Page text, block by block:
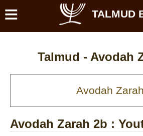
≡ TALMUD
Talmud - Avodah
Avodah Zarah 2b :